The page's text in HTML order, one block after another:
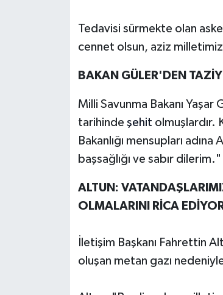
Tedavisi sürmekte olan
cennet olsun, aziz
BAKAN GÜLER'DEN
Milli Savunma Bakanı
tarihinde şehit olmuşlardır.
Bakanlığı mensupları
başsağlığı ve sabır
ALTUN:
OLMALARINI RİCA
İletişim Başkanı Fahrettin
oluşan metan gazı